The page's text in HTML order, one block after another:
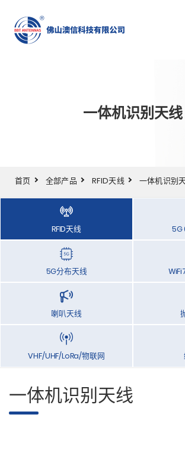
一体机识别天线
首页 全部产品 RFID天线 一体机识别
RFID天线 5G
5G分布天线
喇叭天线
VHF/UHF/LoRa/物联网
一体机识别天线